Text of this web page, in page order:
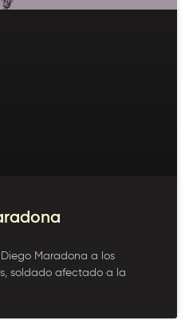
Maradona a los
soldado afectado a la